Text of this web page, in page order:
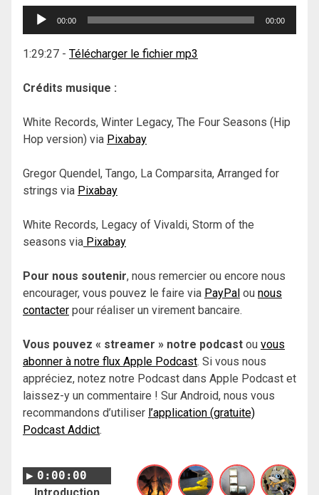
Lecteur
00:00 00:00
1:29:27 - Télécharger le fichier mp3
Crédits musique :
White Records, Winter Legacy, The Four Seasons (Hip
Hop version) via Pixabay
Gregor Quendel, Tango, La Comparsita, Arranged for
strings via Pixabay
White Records, Legacy of Vivaldi, Storm of the
seasons via Pixabay
Pour nous soutenir, nous remercier ou encore nous
encourager, vous pouvez le faire via PayPal ou nous
contacter pour réaliser un virement bancaire.
Vous pouvez « streamer » notre podcast ou vous
abonner à notre flux Apple Podcast. Si vous nous
appréciez, notez notre Podcast dans Apple Podcast et
laissez-y un commentaire ! Sur Android, nous vous
recommandons d’utiliser l’application (gratuite)
Podcast Addict.
0:00:00